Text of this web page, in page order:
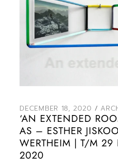
DECEMBER 18, 2020
‘AN EXTENDED
AS – ESTHER
WERTHEIM | T/M 29
2020